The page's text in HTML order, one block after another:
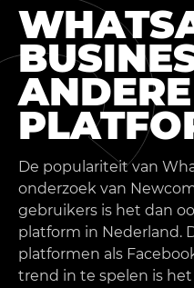
ANDERE
De populariteit van
onderzoek van
gebruikers is het dan
platform in Nederland.
platformen als
trend in te spelen is